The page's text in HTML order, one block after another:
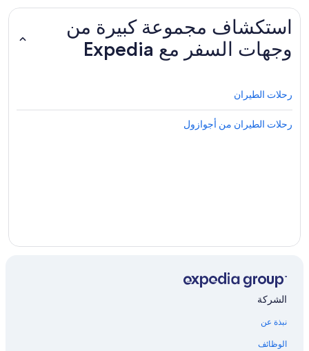
استكشاف مجموعة كبيرة من
وجهات السفر مع Expedia
رحلات الطيران
رحلات الطيران من أجوازول
الشركة
نبذة عن
الوظائف